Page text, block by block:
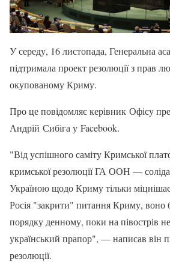
У середу, 16 листопада, Генеральна
підтримала проект резолюції з прав
окупованому Криму.
Про це повідомляє керівник Офісу
Андрій Сибіга у Facebook.
"Від успішного саміту Кримської
кримської резолюції ГА ООН —
Україною щодо Криму тільки
Росія "закрити" питання Криму, воно
порядку денному, поки на півострів
український прапор", — написав він
резолюції.